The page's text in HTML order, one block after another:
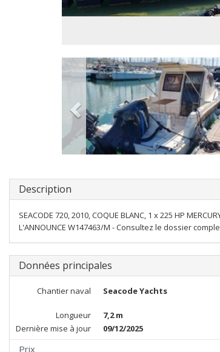
Description
SEACODE 720, 2010, COQUE BLANC, 1 x 225 HP
L'ANNOUNCE W147463/M - Consultez le dossier
Données principales
Chantier naval Seacode Yachts
Longueur 7,2 m
Dernière mise à jour
09/12/2025
Prix